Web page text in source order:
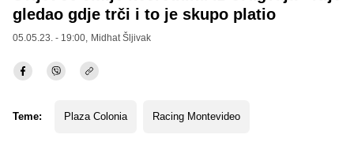
gledao gdje trči i to je skupo platio
05.05.23. - 19:00, Midhat Šljivak
Teme: Plaza Colonia Racing Montevideo